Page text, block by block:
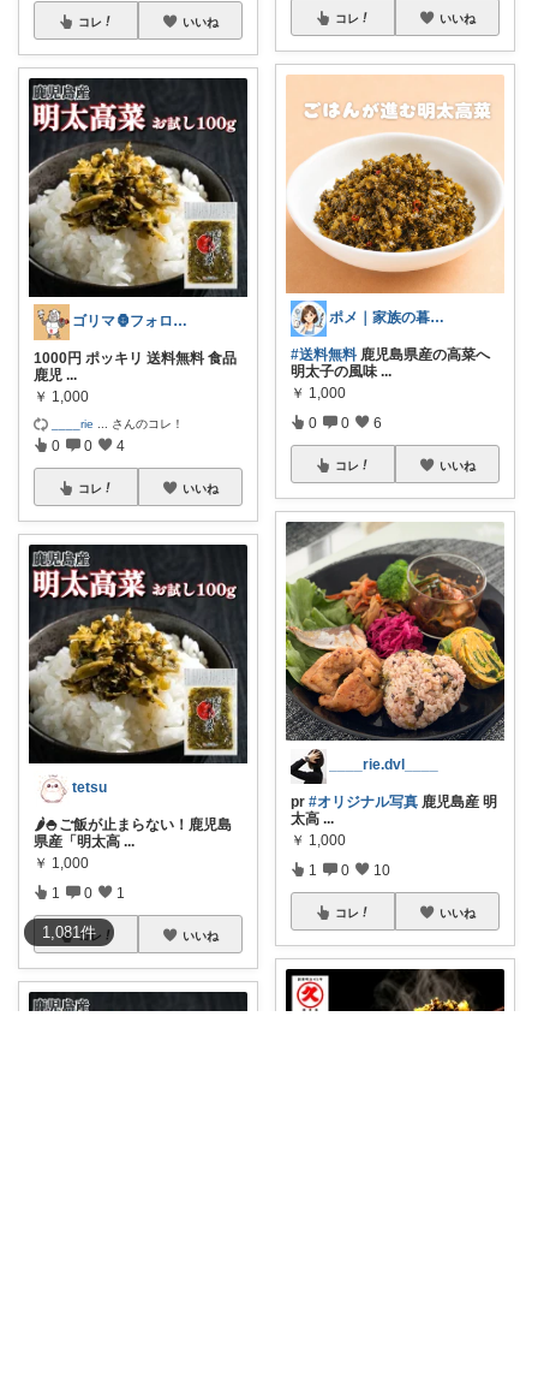
1,081件
コレ いいね
ゴリマ🦍フォロワーさん経由します🦾
1000円 ポッキリ 送料無料 食品
鹿児 ...
￥ 1,000
____rie さんのコレ！
0 0 4
コレ いいね
tetsu
🌶️🍚ご飯が止まらない！鹿児島
県産「明太高 ...
￥ 1,000
1 0 1
コレ いいね
コレ いいね
ポメ｜家族の暮らしを少しラクに
#送料無料 鹿児島県産の高菜へ
明太子の風味 ...
￥ 1,000
0 0 6
コレ いいね
____rie.dvl____
pr #オリジナル写真 鹿児島産 明
太高 ...
￥ 1,000
1 0 10
コレ いいね